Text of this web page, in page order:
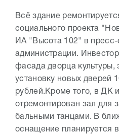
Всё здание
социального проекта
ИА "Высота 102" в пресс-
администрации.
фасада дворца культуры,
установку новых дверей
рублей. Кроме того, в ДК
отремонтирован зал для
бальными танцами. В
оснащение планируется